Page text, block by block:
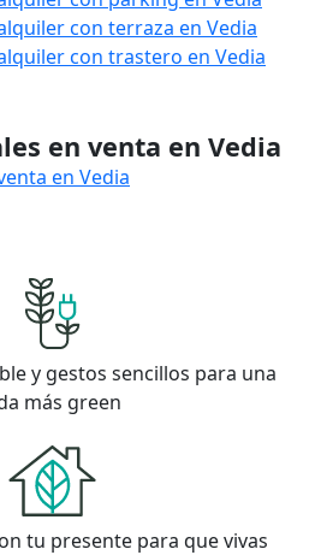
con terraza en Vedia
con trastero en Vedia
en venta en Vedia
en Vedia
y gestos sencillos para una
más green
tu presente para que vivas